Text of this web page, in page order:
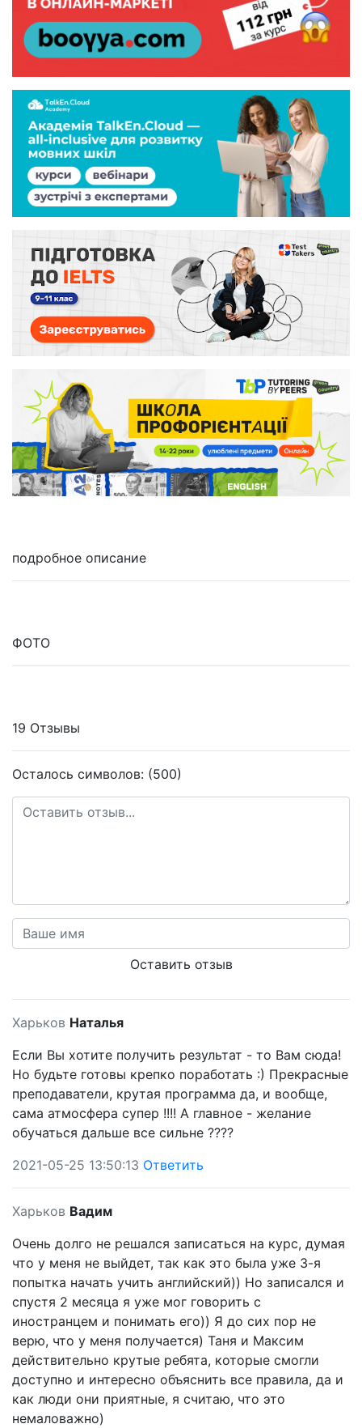
подробное описание
ФОТО
19 Отзывы
Осталось символов: (500)
Оставить отзыв
Харьков Наталья
Если Вы хотите получить результат - то Вам сюда!
Но будьте готовы крепко поработать :) Прекрасные
преподаватели, крутая программа да, и вообще,
сама атмосфера супер !!!! А главное - желание
обучаться дальше все сильне ????
2021-05-25 13:50:13 Ответить
Харьков Вадим
Очень долго не решался записаться на курс, думая
что у меня не выйдет, так как это была уже 3-я
попытка начать учить английский)) Но записался и
спустя 2 месяца я уже мог говорить с
иностранцем и понимать его)) Я до сих пор не
верю, что у меня получается) Таня и Максим
действительно крутые ребята, которые смогли
доступно и интересно объяснить все правила, да и
как люди они приятные, я считаю, что это
немаловажно)